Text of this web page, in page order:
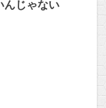
んじゃない